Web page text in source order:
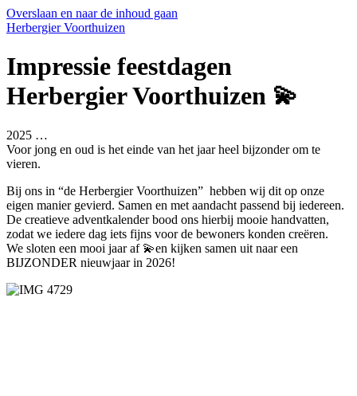
Overslaan en naar de inhoud gaan
Herbergier Voorthuizen
Impressie feestdagen
Herbergier Voorthuizen 💫
2025 …
Voor jong en oud is het einde van het jaar heel bijzonder om te
vieren.
Bij ons in “de Herbergier Voorthuizen” hebben wij dit op onze
eigen manier gevierd. Samen en met aandacht passend bij iedereen.
De creatieve adventkalender bood ons hierbij mooie handvatten,
zodat we iedere dag iets fijns voor de bewoners konden creëren.
We sloten een mooi jaar af 💫en kijken samen uit naar een
BIJZONDER nieuwjaar in 2026!